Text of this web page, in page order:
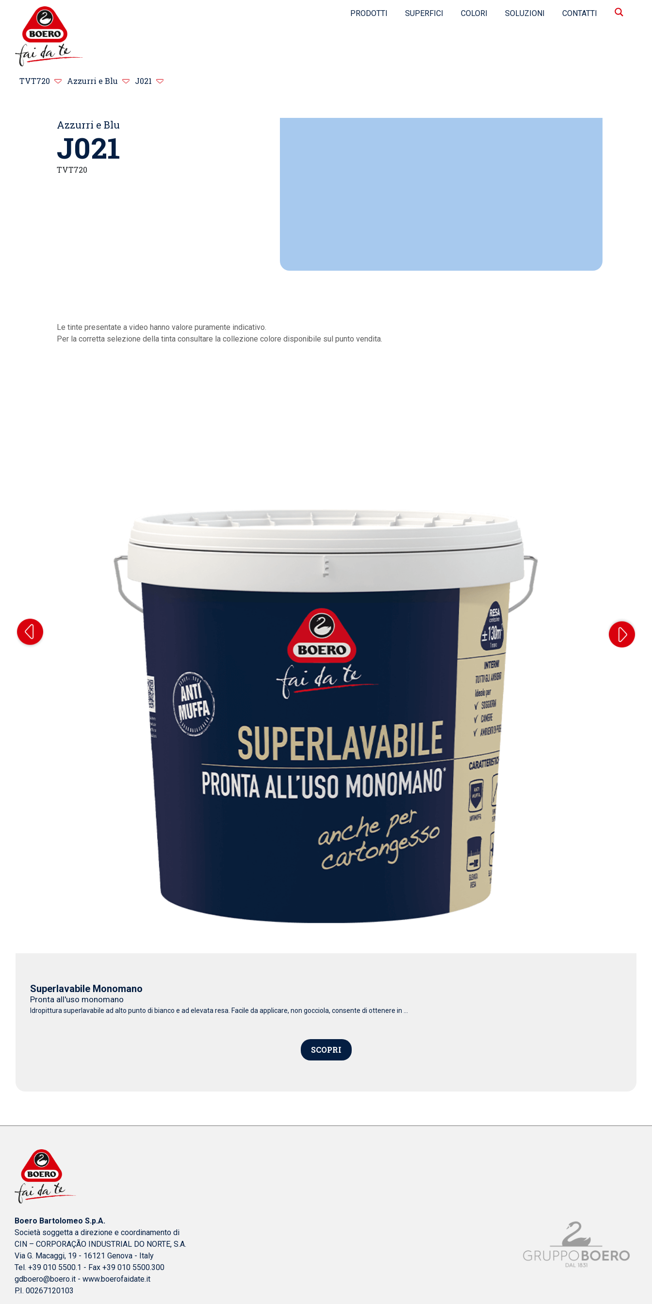
PRODOTTI SUPERFICI COLORI SOLUZIONI CONTATTI
TVT720 Azzurri e Blu J021
Azzurri e Blu
J021
TVT720
Le tinte presentate a video hanno valore puramente indicativo.
Per la corretta selezione della tinta consultare la collezione colore disponibile sul punto vendita.
Superlavabile Monomano
Pronta all'uso monomano
Idropittura superlavabile ad alto punto di bianco e ad elevata resa. Facile da applicare, non gocciola, consente di ottenere in ...
SCOPRI
Boero Bartolomeo S.p.A.
Società soggetta a direzione e coordinamento di
CIN – CORPORAÇÃO INDUSTRIAL DO NORTE, S.A.
Via G. Macaggi, 19 - 16121 Genova - Italy
Tel. +39 010 5500.1 - Fax +39 010 5500.300
gdboero@boero.it - www.boerofaidate.it
P.I. 00267120103